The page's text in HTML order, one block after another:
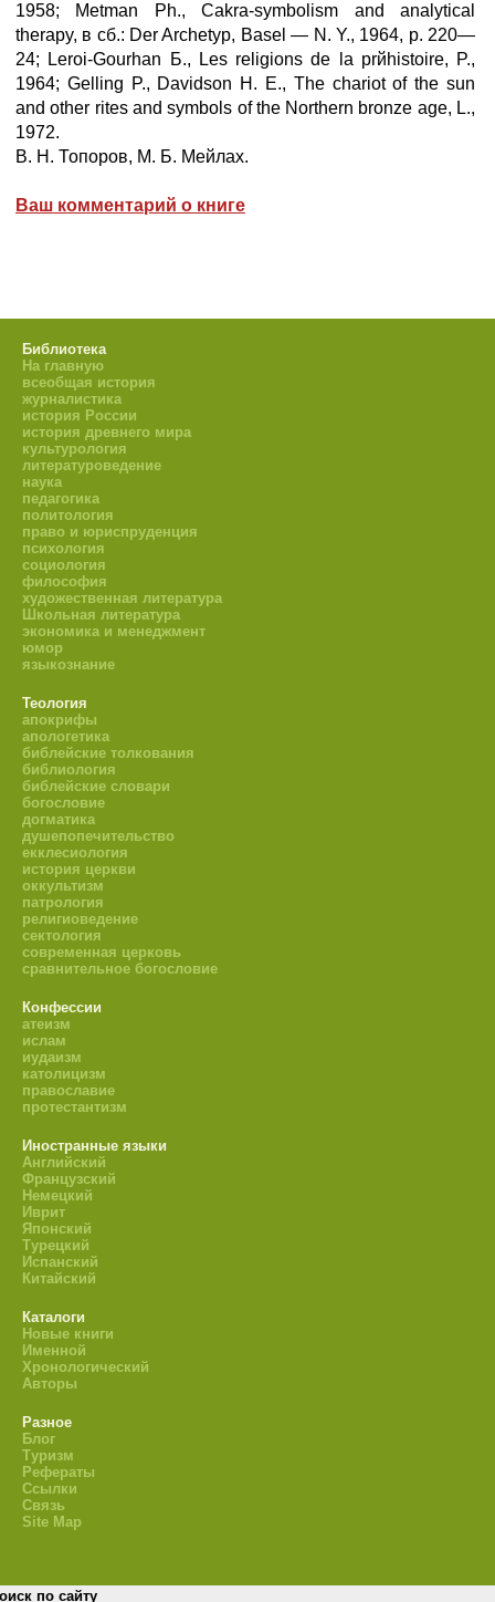
1958; Metman Ph., Cakra-symbolism and analytical
therapy, в сб.: Der Archetyp, Basel — N. Y., 1964, p. 220—
24; Leroi-Gourhan Б., Les religions de la prйhistoire, P.,
1964; Gelling P., Davidson H. E., The chariot of the sun
and other rites and symbols of the Northern bronze age, L.,
1972.
B. H. Топоров, M. Б. Мейлах.
Ваш комментарий о книге
Библиотека
На главную
всеобщая история
журналистика
история России
история древнего мира
культурология
литературоведение
наука
педагогика
политология
право и юриспруденция
психология
социология
философия
художественная литература
Школьная литература
экономика и менеджмент
юмор
языкознание
Теология
апокрифы
апологетика
библейские толкования
библиология
библейские словари
богословие
догматика
душепопечительство
екклесиология
история церкви
оккультизм
патрология
религиоведение
сектология
современная церковь
сравнительное богословие
Конфессии
атеизм
ислам
иудаизм
католицизм
православие
протестантизм
Иностранные языки
Английский
Французский
Немецкий
Иврит
Японский
Турецкий
Испанский
Китайский
Каталоги
Новые книги
Именной
Хронологический
Авторы
Разное
Блог
Туризм
Рефераты
Ссылки
Связь
Site Map
по сайту